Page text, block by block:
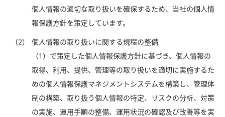
個人情報の適切な取り扱いを確保するため、当社の個人情
報保護方針を策定しています。
（2）
個人情報の取り扱いに関する規程の整備
（1）で策定した個人情報保護方針に基づき、個人情報の
取得、利用、提供、管理等の取り扱いを適切に実施するた
めの個人情報保護マネジメントシステムを構築し、管理体
制の構築、取り扱う個人情報の特定、リスクの分析、対策
の実施、運用手順の整備、運用状況の確認及び改善等を実